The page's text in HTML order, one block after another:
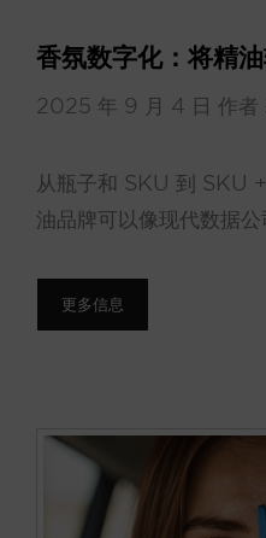
香氛数字化：将精
2025 年 9 月 4 日 作者
从瓶子和 SKU 到 SKU
油品牌可以像现代数据公
更多信息